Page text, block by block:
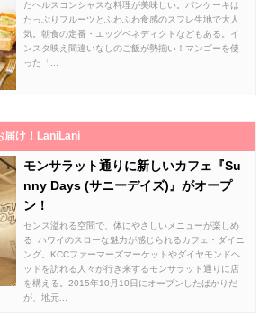
たヘルスコンシャスな料理が美味しい。パンケーキは
たっぷりフルーツとふわふわ食感のスフレ生地で大人
気。朝食の定番・エッグベネディクトなどもある。イ
ンスタ映え間違いなしのご飯が勢揃い！マンゴーを使
った「...
届け！LaniLani
モンサラット通りに新しいカフェ『Su
nny Days (サニーデイズ)』がオープ
ン！
センス溢れる空間で、体にやさしいメニューが楽しめ
る ハワイのスローな魅力が感じられるカフェ・ダイニ
ング。KCCファーマーズマーケットやダイヤモンドヘ
ッドを訪れる人々が行き来するモンサラット通りに店
を構える。2015年10月10日にオープンしたばかりだ
が、地元...